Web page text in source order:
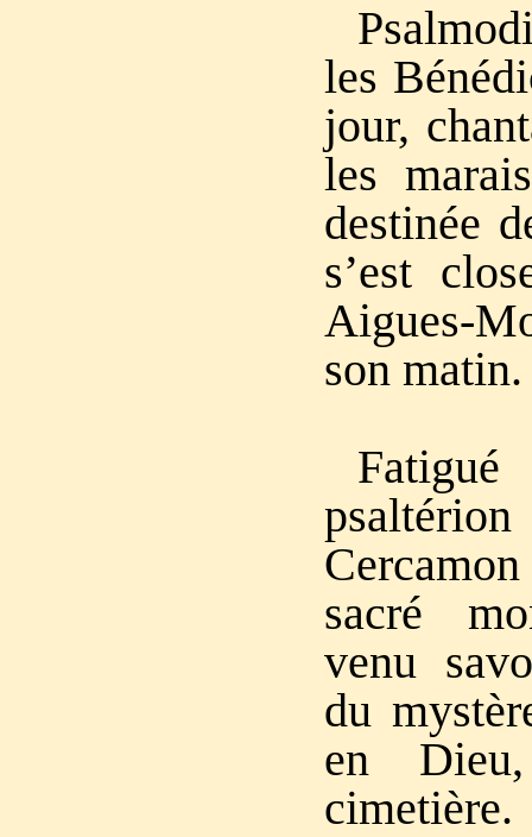
les
jour,
les
destinée
s’est
Aigues-
son matin.
sacré
venu
du
en
cimetière.